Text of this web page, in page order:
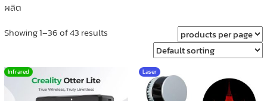
ผลิต
Showing 1–36 of 43 results
Infrared Laser